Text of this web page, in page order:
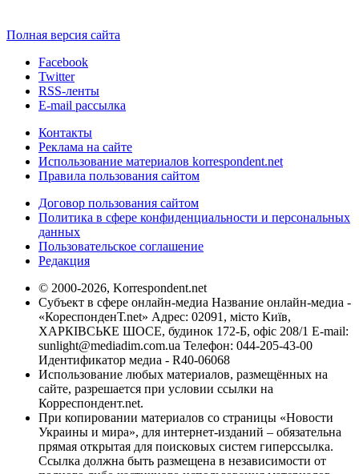
Полная версия сайта
Facebook
Twitter
RSS-ленты
E-mail рассылка
Контакты
Реклама на сайте
Использование материалов korrespondent.net
Правила пользования сайтом
Договор пользования сайтом
Политика в сфере конфиденциальности и персональных
данных
Пользовательское соглашение
Редакция
© 2000-2026, Korrespondent.net
Субъект в сфере онлайн-медиа Название онлайн-медиа -
«КореспонденТ.net» Адрес: 02091, місто Київ,
ХАРКІВСЬКЕ ШОСЕ, будинок 172-Б, офіс 208/1 E-mail:
sunlight@mediadim.com.ua Телефон: 044-205-43-00
Идентификатор медиа - R40-06068
Использование любых материалов, размещённых на
сайте, разрешается при условии ссылки на
Корреспондент.net.
При копировании материалов со страницы «Новости
Украины и мира», для интернет-изданий – обязательна
прямая открытая для поисковых систем гиперссылка.
Ссылка должна быть размещена в независимости от